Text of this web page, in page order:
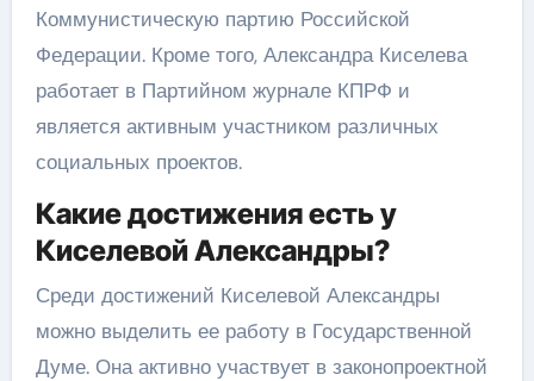
Коммунистическую партию Российской
Федерации. Кроме того, Александра Киселева
работает в Партийном журнале КПРФ и
является активным участником различных
социальных проектов.
Какие достижения есть у
Киселевой Александры?
Среди достижений Киселевой Александры
можно выделить ее работу в Государственной
Думе. Она активно участвует в законопроектной